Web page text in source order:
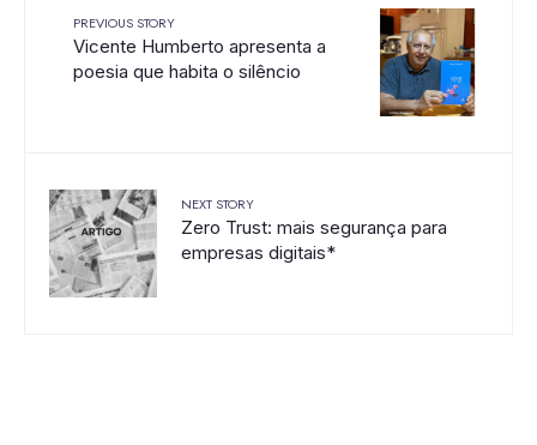
PREVIOUS STORY
Vicente Humberto apresenta a
poesia que habita o silêncio
NEXT STORY
Zero Trust: mais segurança para
empresas digitais*